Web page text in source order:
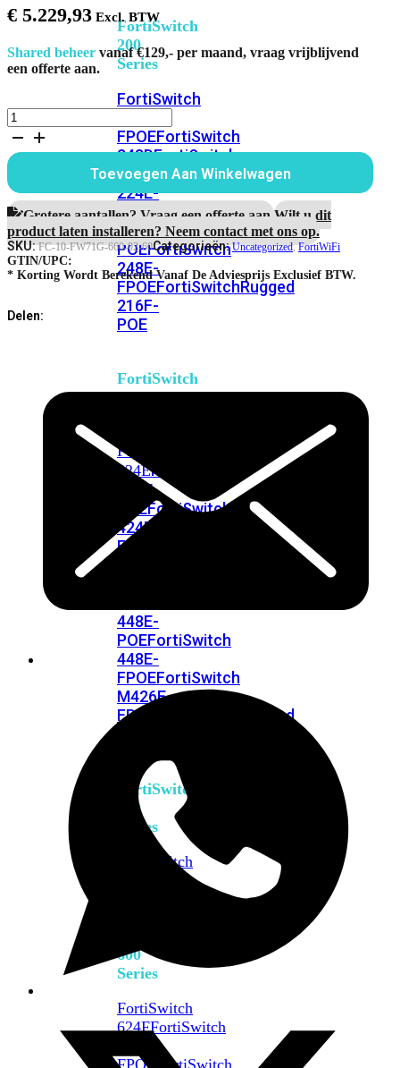
FortiSwitch
200
Series
FortiSwitch
FPOEFortiSwitch
248DFortiSwitch
224EFortiswitch
224E-
POEFortiSwitch
248E-
POEFortiSwitch
248E-
FPOEFortiSwitchRugged
216F-
POE
FortiSwitch
400
FortiSwitch
424EFortiSwitch
424E-
POEFortiSwitch
424E-
FPOE
448E-
POEFortiSwitch
448E-
FPOEFortiSwitch
M426E-
FPOE
FortiSwitchRugged
FortiSwitch
500
Series
FortiSwitch
600
Series
FortiSwitch
624FFortiSwitch
FPOE
FortiSwitch
€ 5.229,93
Shared beheer vanaf €129,- per maand, vraag vrijblijvend
een offerte aan.
FortiWiFi-
71G
Managed
FortiGate
service
aantal
Toevoegen Aan Winkelwagen
Grotere aantallen? Vraag een offerte aan.Wilt u dit
product laten installeren? Neem contact met ons op.
SKU:FC-10-FW71G-660-02-60Categorieën:Uncategorized,FortiWiFi
GTIN/UPC:
* Korting Wordt Berekend Vanaf De Adviesprijs Exclusief BTW.
Delen: